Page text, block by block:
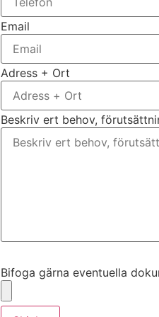
Email
Adress + Ort
Beskriv ert behov,
Bifoga gärna eventuella